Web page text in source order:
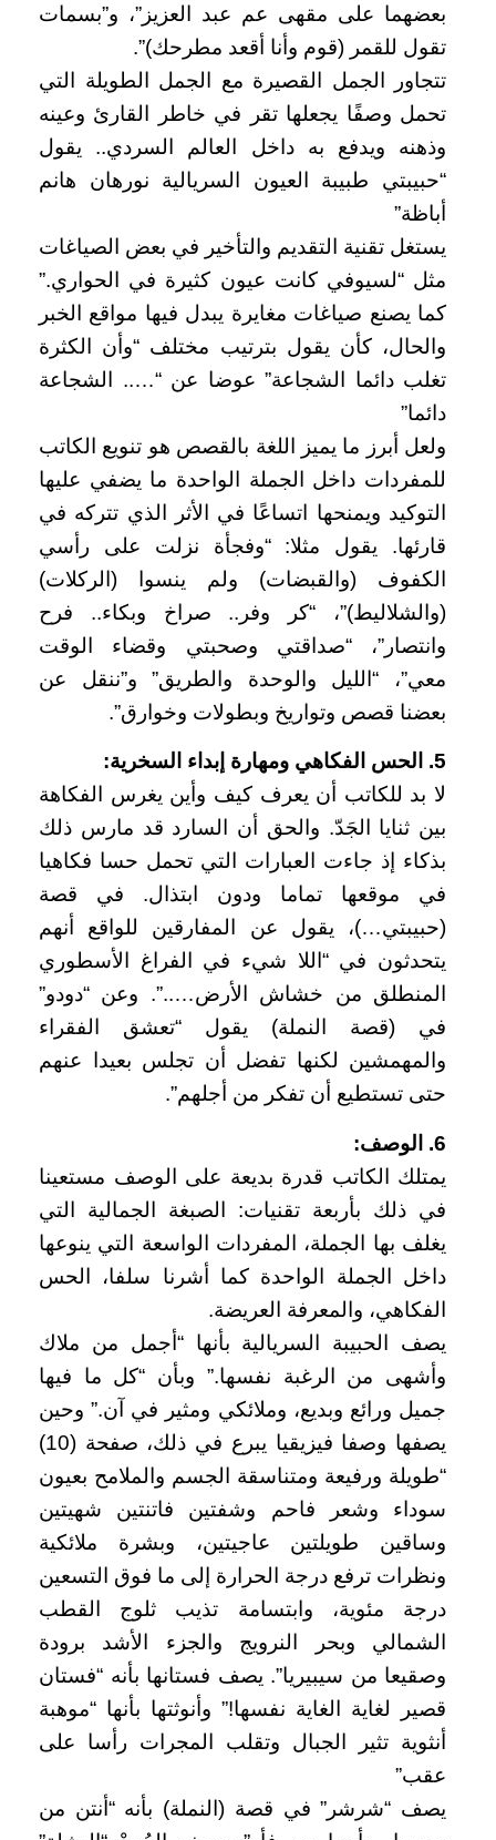
بعضهما على مقهى عم عبد العزيز”، و”بسمات
تقول للقمر (قوم وأنا أقعد مطرحك)”.
تتجاور الجمل القصيرة مع الجمل الطويلة التي
تحمل وصفًا يجعلها تقر في خاطر القارئ وعينه
وذهنه ويدفع به داخل العالم السردي.. يقول
“حبيبتي طبيبة العيون السريالية نورهان هانم
أباظة”
يستغل تقنية التقديم والتأخير في بعض الصياغات
مثل “لسيوفي كانت عيون كثيرة في الحواري.”
كما يصنع صياغات مغايرة يبدل فيها مواقع الخبر
والحال، كأن يقول بترتيب مختلف “وأن الكثرة
تغلب دائما الشجاعة” عوضا عن “….. الشجاعة
دائما”
ولعل أبرز ما يميز اللغة بالقصص هو تنويع الكاتب
للمفردات داخل الجملة الواحدة ما يضفي عليها
التوكيد ويمنحها اتساعًا في الأثر الذي تتركه في
قارئها. يقول مثلا: “وفجأة نزلت على رأسي
الكفوف (والقبضات) ولم ينسوا (الركلات)
(والشلاليط)”، “كر وفر.. صراخ وبكاء.. فرح
وانتصار”، “صداقتي وصحبتي وقضاء الوقت
معي”، “الليل والوحدة والطريق” و”ننقل عن
بعضنا قصص وتواريخ وبطولات وخوارق”.
5. الحس الفكاهي ومهارة إبداء السخرية:
لا بد للكاتب أن يعرف كيف وأين يغرس الفكاهة
بين ثنايا الجَدّ. والحق أن السارد قد مارس ذلك
بذكاء إذ جاءت العبارات التي تحمل حسا فكاهيا
في موقعها تماما ودون ابتذال. في قصة
(حبيبتي…)، يقول عن المفارقين للواقع أنهم
يتحدثون في “اللا شيء في الفراغ الأسطوري
المنطلق من خشاش الأرض…..”. وعن “دودو”
في (قصة النملة) يقول “تعشق الفقراء
والمهمشين لكنها تفضل أن تجلس بعيدا عنهم
حتى تستطيع أن تفكر من أجلهم”.
6. الوصف:
يمتلك الكاتب قدرة بديعة على الوصف مستعينا
في ذلك بأربعة تقنيات: الصبغة الجمالية التي
يغلف بها الجملة، المفردات الواسعة التي ينوعها
داخل الجملة الواحدة كما أشرنا سلفا، الحس
الفكاهي، والمعرفة العريضة.
يصف الحبيبة السريالية بأنها “أجمل من ملاك
وأشهى من الرغبة نفسها.” وبأن “كل ما فيها
جميل ورائع وبديع، وملائكي ومثير في آن.” وحين
يصفها وصفا فيزيقيا يبرع في ذلك، صفحة (10)
“طويلة ورفيعة ومتناسقة الجسم والملامح بعيون
سوداء وشعر فاحم وشفتين فاتنتين شهيتين
وساقين طويلتين عاجيتين، وبشرة ملائكية
ونظرات ترفع درجة الحرارة إلى ما فوق التسعين
درجة مئوية، وابتسامة تذيب ثلوج القطب
الشمالي وبحر النرويج والجزء الأشد برودة
وصقيعا من سيبيريا”. يصف فستانها بأنه “فستان
قصير لغاية الغاية نفسها!” وأنوثتها بأنها “موهبة
أنثوية تثير الجبال وتقلب المجرات رأسا على
عقب”
يصف “شرشر” في قصة (النملة) بأنه “أنتن من